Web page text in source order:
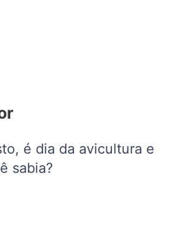
é dia da avicultura e
sabia?